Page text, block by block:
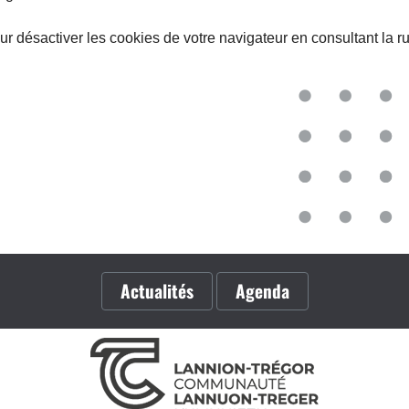
désactiver les cookies de votre navigateur en consultant la
Actualités Agenda